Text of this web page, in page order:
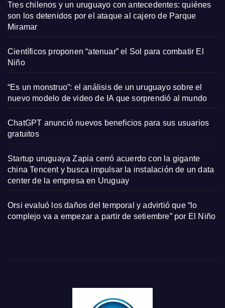
Tres chilenos y un uruguayo con antecedentes: quiénes
son los detenidos por el ataque al cajero de Parque
Miramar
Científicos proponen “atenuar” el Sol para combatir El
Niño
“Es un monstruo”: el análisis de un uruguayo sobre el
nuevo modelo de video de IA que sorprendió al mundo
ChatGPT anunció nuevos beneficios para sus usuarios
gratuitos
Startup uruguaya Zapia cerró acuerdo con la gigante
china Tencent y busca impulsar la instalación de un data
center de la empresa en Uruguay
Orsi evaluó los daños del temporal y advirtió que “lo
complejo va a empezar a partir de setiembre” por El Niño